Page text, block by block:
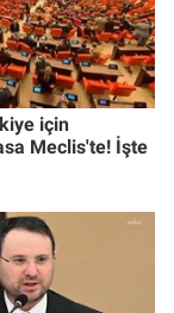
için
Meclis'te! İşte